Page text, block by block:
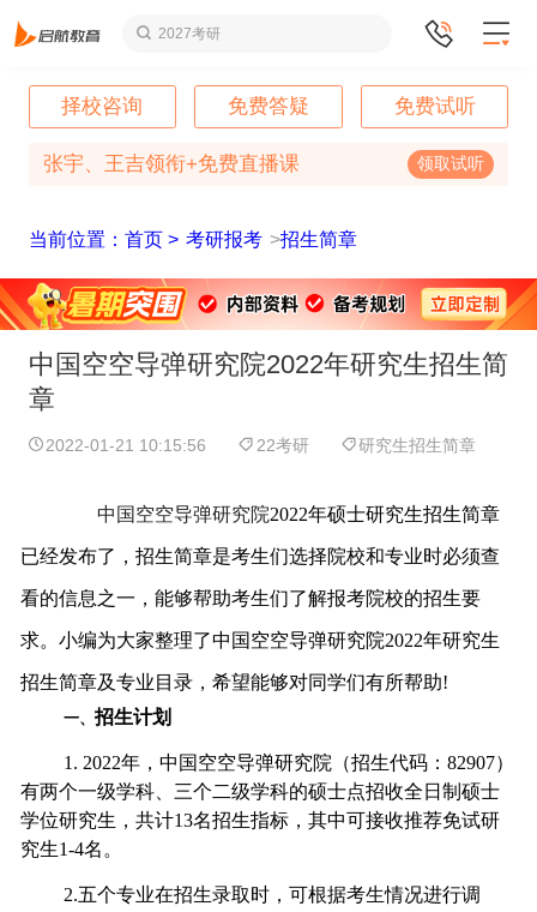
2027考研
择校咨询 免费答疑 免费试听
张宇、王吉领衔+免费直播课 领取试听
当前位置：首页 > 考研报考 >招生简章
中国空空导弹研究院2022年研究生招生简
章
2022-01-21 10:15:56 22考研 研究生招生简章
中国空空导弹研究院2022年硕士研究生招生简章
已经发布了，招生简章是考生们选择院校和专业时必须查
看的信息之一，能够帮助考生们了解报考院校的招生要
求。小编为大家整理了中国空空导弹研究院2022年研究生
招生简章及专业目录，希望能够对同学们有所帮助!
一、 招生计划
1. 2022年，中国空空导弹研究院（招生代码：82907）
有两个一级学科、三个二级学科的硕士点招收全日制硕士
学位研究生，共计13名招生指标，其中可接收推荐免试研
究生1-4名。
2.五个专业在招生录取时，可根据考生情况进行调